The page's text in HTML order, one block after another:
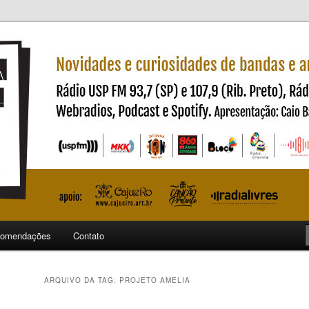
Contato
ARQUIVO DA TAG: PROJETO AMELIA